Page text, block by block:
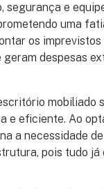
segurança e
uma
os
geram despesas
mobiliado
e eficiente. Ao
a necessidade
pois tudo já